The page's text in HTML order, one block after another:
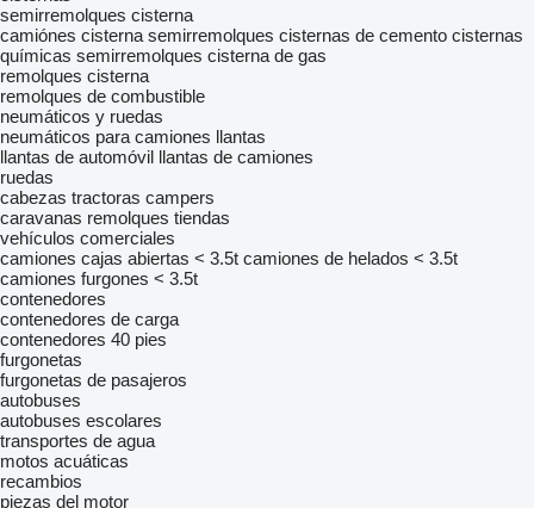
semirremolques cisterna
camiónes cisterna semirremolques cisternas de cemento cisternas
químicas semirremolques cisterna de gas
remolques cisterna
remolques de combustible
neumáticos y ruedas
neumáticos para camiones llantas
llantas de automóvil llantas de camiones
ruedas
cabezas tractoras campers
caravanas remolques tiendas
vehículos comerciales
camiones cajas abiertas < 3.5t camiones de helados < 3.5t
camiones furgones < 3.5t
contenedores
contenedores de carga
contenedores 40 pies
furgonetas
furgonetas de pasajeros
autobuses
autobuses escolares
transportes de agua
motos acuáticas
recambios
piezas del motor